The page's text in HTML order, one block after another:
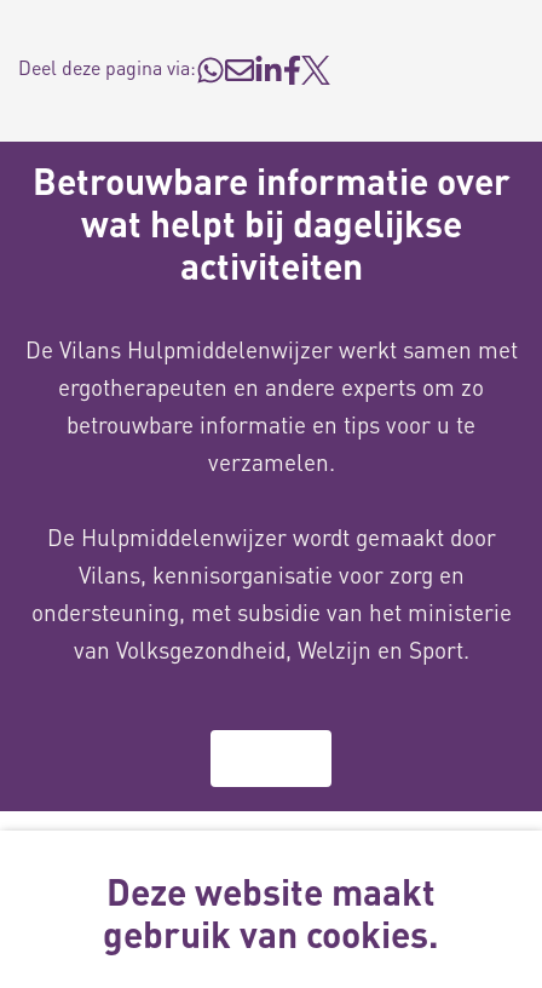
Deel deze pagina via:
Betrouwbare informatie over
wat helpt bij dagelijkse
activiteiten
De Vilans Hulpmiddelenwijzer werkt samen met
ergotherapeuten en andere experts om zo
betrouwbare informatie en tips voor u te
verzamelen.
De Hulpmiddelenwijzer wordt gemaakt door
Vilans, kennisorganisatie voor zorg en
ondersteuning, met subsidie van het ministerie
van Volksgezondheid, Welzijn en Sport.
wordt gemaakt
met subsidie
van
Deze website maakt
gebruik van cookies.